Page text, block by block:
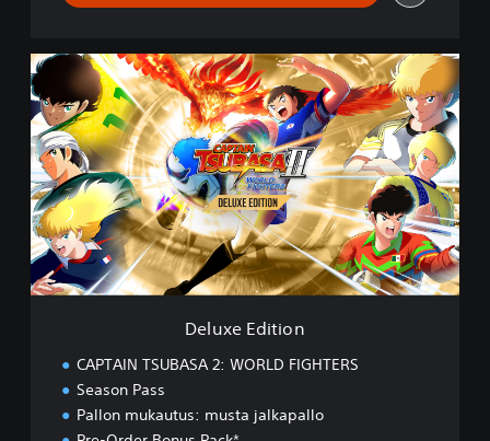
D
e
l
u
x
e
E
d
i
t
o
Deluxe Edition
CAPTAIN TSUBASA 2: WORLD FIGHTERS
Season Pass
Pallon mukautus: musta jalkapallo